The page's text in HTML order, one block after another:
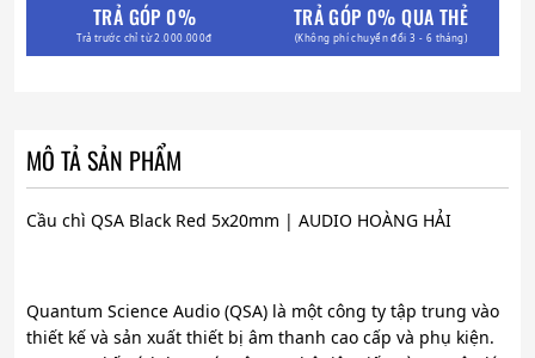
TRẢ GÓP 0%
Trả trước chỉ từ 2.000.000đ
TRẢ GÓP 0% QUA THẺ
(Không phí chuyển đổi 3 - 6 tháng)
MÔ TẢ SẢN PHẨM
Cầu chì QSA Black Red 5x20mm | AUDIO HOÀNG HẢI
Quantum Science Audio (QSA) là một công ty tập trung vào
thiết kế và sản xuất thiết bị âm thanh cao cấp và phụ kiện.